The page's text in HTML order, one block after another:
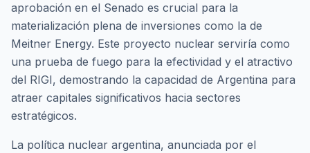
aprobación en el Senado es crucial para la
materialización plena de inversiones como la de
Meitner Energy. Este proyecto nuclear serviría como
una prueba de fuego para la efectividad y el atractivo
del RIGI, demostrando la capacidad de Argentina para
atraer capitales significativos hacia sectores
estratégicos.
La política nuclear argentina, anunciada por el